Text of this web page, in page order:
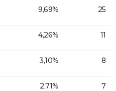
9,69% 25
4,26% 11
3,10% 8
2,71% 7